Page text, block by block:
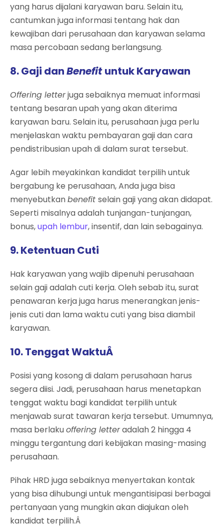
yang harus dijalani karyawan baru. Selain itu,
cantumkan juga informasi tentang hak dan
kewajiban dari perusahaan dan karyawan selama
masa percobaan sedang berlangsung.
8. Gaji danBenefituntuk Karyawan
Offering letterjuga sebaiknya memuat informasi
tentang besaran upah yang akan diterima
karyawan baru. Selain itu, perusahaan juga perlu
menjelaskan waktu pembayaran gaji dan cara
pendistribusian upah di dalam surat tersebut.
Agar lebih meyakinkan kandidat terpilih untuk
bergabung ke perusahaan, Anda juga bisa
menyebutkanbenefit selain gaji yang akan didapat.
Seperti misalnya adalah tunjangan-tunjangan,
bonus,upah lembur, insentif, dan lain sebagainya.
9. Ketentuan Cuti
Hak karyawan yang wajib dipenuhi perusahaan
selain gaji adalah cuti kerja. Oleh sebab itu, surat
penawaran kerja juga harus menerangkan jenis-
jenis cuti dan lama waktu cuti yang bisa diambil
karyawan.
10. Tenggat WaktuÂ
Posisi yang kosong di dalam perusahaan harus
segera diisi. Jadi, perusahaan harus menetapkan
tenggat waktu bagi kandidat terpilih untuk
menjawab surat tawaran kerja tersebut. Umumnya,
masa berlakuoffering letteradalah 2 hingga 4
minggu tergantung dari kebijakan masing-masing
perusahaan.
Pihak HRD juga sebaiknya menyertakan kontak
yang bisa dihubungi untuk mengantisipasi berbagai
pertanyaan yang mungkin akan diajukan oleh
kandidat terpilih.Â